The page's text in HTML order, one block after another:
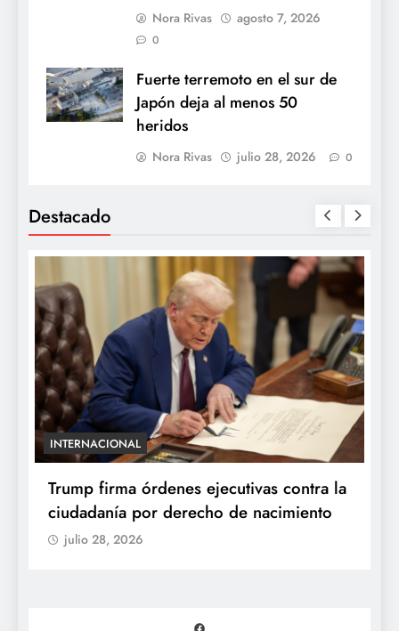
Nora Rivas agosto 7, 2026
0
Fuerte terremoto en el sur de
Japón deja al menos 50
heridos
Nora Rivas julio 28, 2026 0
Destacado
INTERNACIONAL
Trump firma órdenes ejecutivas contra la
ciudadanía por derecho de nacimiento
julio 28, 2026